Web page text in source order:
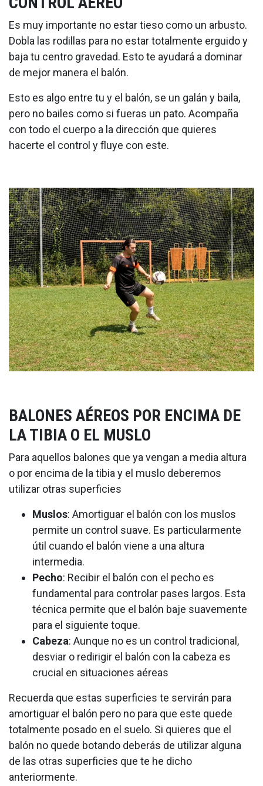
Es muy importante no estar tieso como un arbusto.
Dobla las rodillas para no estar totalmente erguido y
baja tu centro gravedad. Esto te ayudará a dominar
de mejor manera el balón.
Esto es algo entre tu y el balón, se un galán y baila,
pero no bailes como si fueras un pato. Acompaña
con todo el cuerpo a la dirección que quieres
hacerte el control y fluye con este.
BALONES AÉREOS POR ENCIMA DE
LA TIBIA O EL MUSLO
Para aquellos balones que ya vengan a media altura
o por encima de la tibia y el muslo deberemos
utilizar otras superficies
Muslos: Amortiguar el balón con los muslos
permite un control suave. Es particularmente
útil cuando el balón viene a una altura
intermedia.
Pecho: Recibir el balón con el pecho es
fundamental para controlar pases largos. Esta
técnica permite que el balón baje suavemente
para el siguiente toque.
Cabeza: Aunque no es un control tradicional,
desviar o redirigir el balón con la cabeza es
crucial en situaciones aéreas
Recuerda que estas superficies te servirán para
amortiguar el balón pero no para que este quede
totalmente posado en el suelo. Si quieres que el
balón no quede botando deberás de utilizar alguna
de las otras superficies que te he dicho
anteriormente.